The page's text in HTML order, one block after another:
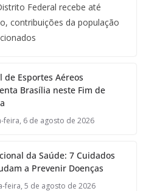
Federal recebe até
contribuições da população
de Esportes Aéreos
Brasília neste Fim de
feira, 6 de agosto de 2026
da Saúde: 7 Cuidados
a Prevenir Doenças
feira, 5 de agosto de 2026